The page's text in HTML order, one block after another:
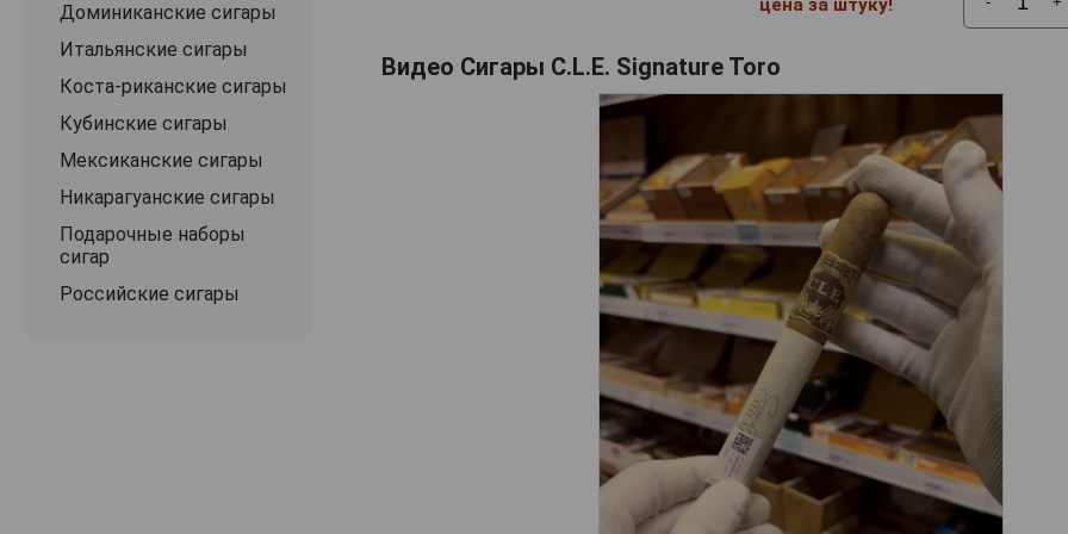
Доминиканские сигары
Итальянские сигары
Коста-риканские сигары
Кубинские сигары
Мексиканские сигары
Никарагуанские сигары
Подарочные наборы
сигар
Российские сигары
цена за штуку!
Видео Сигары C.L.E. Signature Toro